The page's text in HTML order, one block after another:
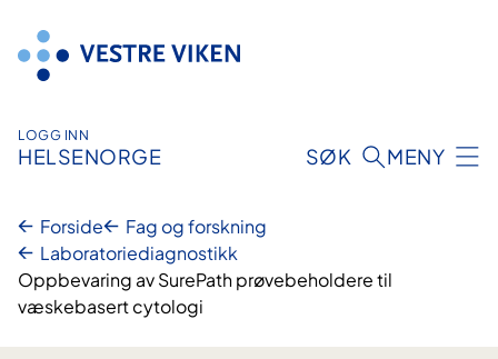
innhold
LOGG INN
HELSENORGE SØK MENY
Forside
Fag og forskning
Laboratoriediagnostikk
Oppbevaring av SurePath prøvebeholdere til
væskebasert cytologi